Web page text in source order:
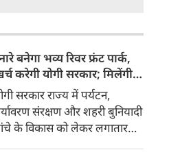
बनेगा भव्य रिवर फ्रंट पार्क,
करेगी योगी सरकार; मिलेंगी ये
सरकार राज्य में पर्यटन,
संरक्षण और शहरी बुनियादी
के विकास को लेकर लगातार